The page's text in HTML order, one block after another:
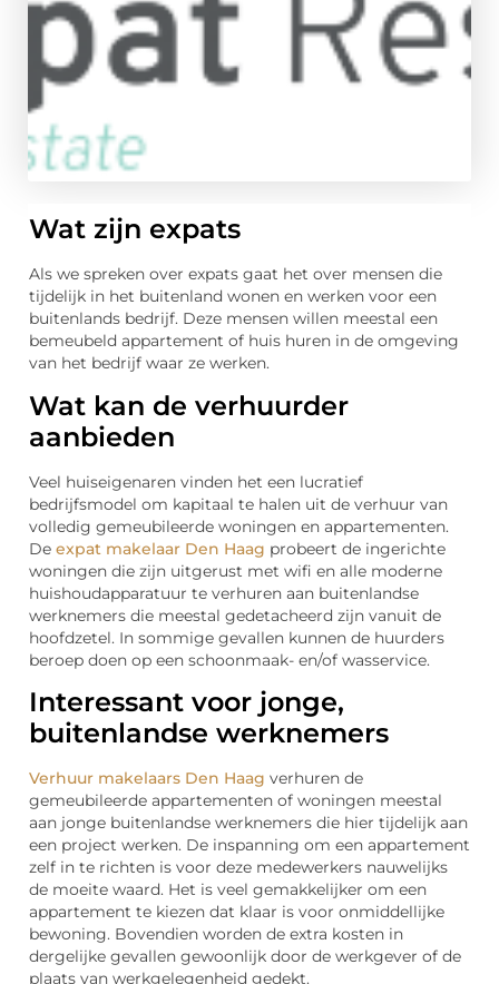
Wat zijn expats
Als we spreken over expats gaat het over mensen die
tijdelijk in het buitenland wonen en werken voor een
buitenlands bedrijf. Deze mensen willen meestal een
bemeubeld appartement of huis huren in de omgeving
van het bedrijf waar ze werken.
Wat kan de verhuurder
aanbieden
Veel huiseigenaren vinden het een lucratief
bedrijfsmodel om kapitaal te halen uit de verhuur van
volledig gemeubileerde woningen en appartementen.
De expat makelaar Den Haag probeert de ingerichte
woningen die zijn uitgerust met wifi en alle moderne
huishoudapparatuur te verhuren aan buitenlandse
werknemers die meestal gedetacheerd zijn vanuit de
hoofdzetel. In sommige gevallen kunnen de huurders
beroep doen op een schoonmaak- en/of wasservice.
Interessant voor jonge,
buitenlandse werknemers
Verhuur makelaars Den Haag verhuren de
gemeubileerde appartementen of woningen meestal
aan jonge buitenlandse werknemers die hier tijdelijk aan
een project werken. De inspanning om een appartement
zelf in te richten is voor deze medewerkers nauwelijks
de moeite waard. Het is veel gemakkelijker om een
appartement te kiezen dat klaar is voor onmiddellijke
bewoning. Bovendien worden de extra kosten in
dergelijke gevallen gewoonlijk door de werkgever of de
plaats van werkgelegenheid gedekt.